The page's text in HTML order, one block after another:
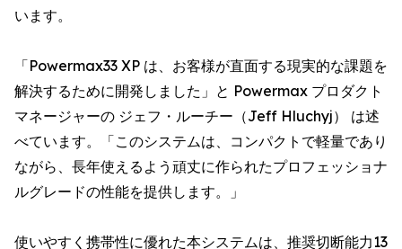
います。
「Powermax33 XP は、お客様が直面する現実的な課題を
解決するために開発しました」と Powermax プロダクト
マネージャーの ジェフ・ルーチー（Jeff Hluchyj） は述
べています。「このシステムは、コンパクトで軽量であり
ながら、長年使えるよう頑丈に作られたプロフェッショナ
ルグレードの性能を提供します。」
使いやすく携帯性に優れた本システムは、推奨切断能力13